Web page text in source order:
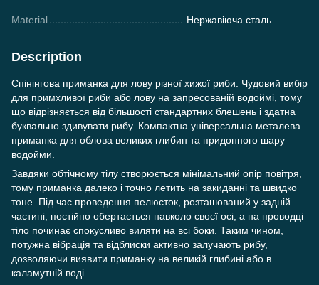
Material Нержавіюча сталь
Description
Спінінгова приманка для лову різної хижої риби. Чудовий вибір
для примхливої риби або лову на запресованій водоймі, тому
що відрізняється від більшості стандартних блешень і здатна
буквально здивувати рибу. Компактна універсальна металева
приманка для облова великих глибин та придонного шару
водойми.
Завдяки обтічному тілу створюється мінімальний опір повітря,
тому приманка далеко і точно летить на закиданні та швидко
тоне. Під час проведення пелюсток, розташований у задній
частині, постійно обертається навколо своєї осі, а на проводці
тіло починає спокусливо виляти на всі боки. Таким чином,
потужна вібрація та відблиски активно залучають рибу,
дозволяючи виявити приманку на великій глибині або в
каламутній воді.